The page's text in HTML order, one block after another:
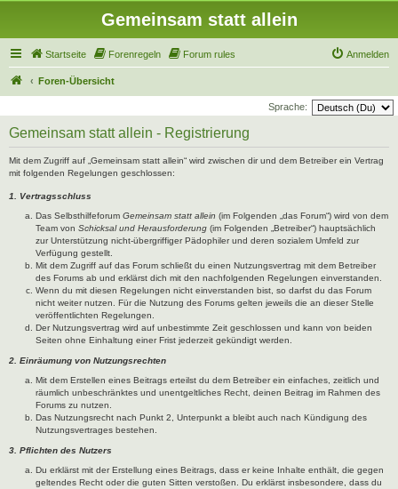
Gemeinsam statt allein
Startseite Forenregeln Forum rules Anmelden
Foren-Übersicht
Sprache:
Gemeinsam statt allein - Registrierung
Mit dem Zugriff auf „Gemeinsam statt allein“ wird zwischen dir und dem Betreiber ein Vertrag
mit folgenden Regelungen geschlossen:
1. Vertragsschluss
Das Selbsthilfeforum Gemeinsam statt allein (im Folgenden „das Forum“) wird von dem
Team von Schicksal und Herausforderung (im Folgenden „Betreiber“) hauptsächlich
zur Unterstützung nicht-übergriffiger Pädophiler und deren sozialem Umfeld zur
Verfügung gestellt.
Mit dem Zugriff auf das Forum schließt du einen Nutzungsvertrag mit dem Betreiber
des Forums ab und erklärst dich mit den nachfolgenden Regelungen einverstanden.
Wenn du mit diesen Regelungen nicht einverstanden bist, so darfst du das Forum
nicht weiter nutzen. Für die Nutzung des Forums gelten jeweils die an dieser Stelle
veröffentlichten Regelungen.
Der Nutzungsvertrag wird auf unbestimmte Zeit geschlossen und kann von beiden
Seiten ohne Einhaltung einer Frist jederzeit gekündigt werden.
2. Einräumung von Nutzungsrechten
Mit dem Erstellen eines Beitrags erteilst du dem Betreiber ein einfaches, zeitlich und
räumlich unbeschränktes und unentgeltliches Recht, deinen Beitrag im Rahmen des
Forums zu nutzen.
Das Nutzungsrecht nach Punkt 2, Unterpunkt a bleibt auch nach Kündigung des
Nutzungsvertrages bestehen.
3. Pflichten des Nutzers
Du erklärst mit der Erstellung eines Beitrags, dass er keine Inhalte enthält, die gegen
geltendes Recht oder die guten Sitten verstoßen. Du erklärst insbesondere, dass du